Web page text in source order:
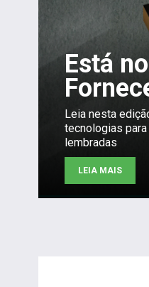
Está
Leia nesta
tecnologias
lembradas
LEIA MAIS